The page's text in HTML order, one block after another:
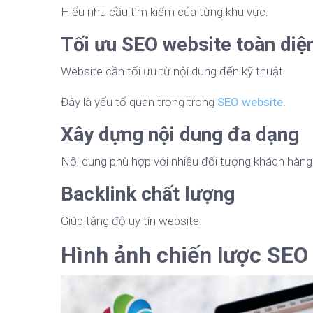
Hiểu nhu cầu tìm kiếm của từng khu vực.
Tối ưu SEO website toàn
Website cần tối ưu từ nội dung đến kỹ thuật.
Đây là yếu tố quan trọng trong SEO website.
Xây dựng nội dung đa dạng
Nội dung phù hợp với nhiều đối tượng khách
Backlink chất lượng
Giúp tăng độ uy tín website.
Hình ảnh chiến lược SEO